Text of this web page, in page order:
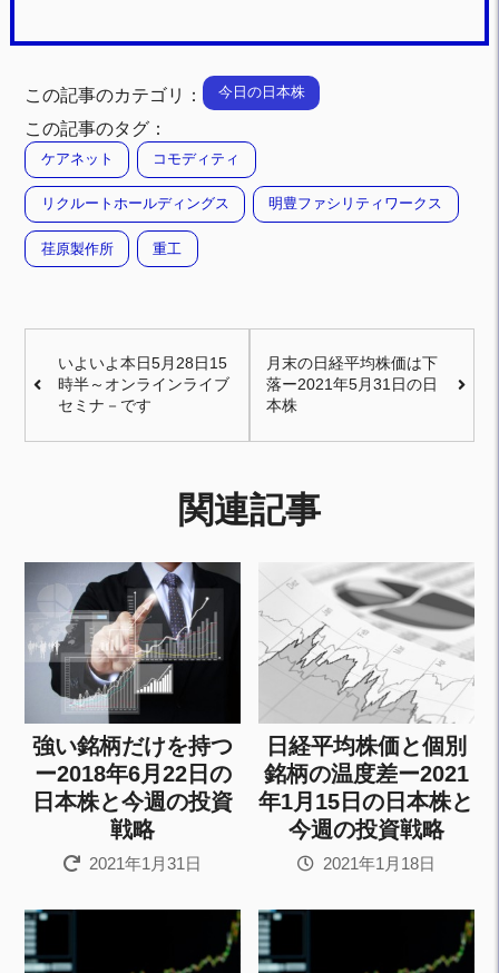
この記事のカテゴリ： 今日の日本株
この記事のタグ：
ケアネット コモディティ
リクルートホールディングス 明豊ファシリティワークス
荏原製作所 重工
いよいよ本日5月28日15
時半～オンラインライブ
セミナ－です
月末の日経平均株価は下
落ー2021年5月31日の日
本株
関連記事
強い銘柄だけを持つ
ー2018年6月22日の
日本株と今週の投資
戦略
2021年1月31日
日経平均株価と個別
銘柄の温度差ー2021
年1月15日の日本株と
今週の投資戦略
2021年1月18日